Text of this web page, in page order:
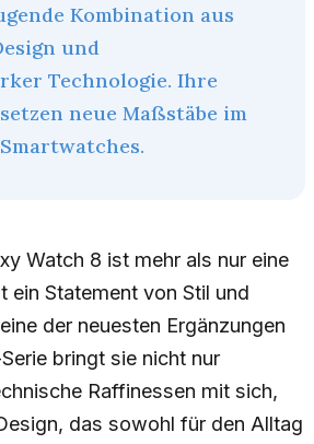
Kombination aus
und
Technologie. Ihre
neue Maßstäbe im
Watch 8 ist mehr als nur eine
ein Statement von Stil und
der neuesten Ergänzungen
bringt sie nicht nur
Raffinessen mit sich,
das sowohl für den Alltag